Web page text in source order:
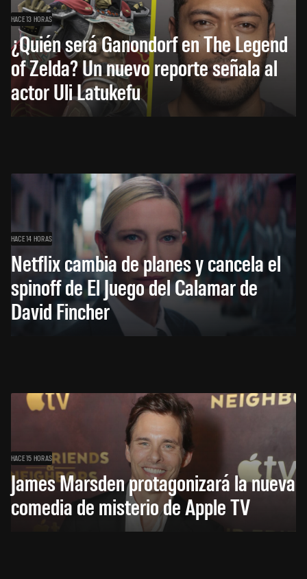
HACE 13 HORAS
¿Quién será Ganondorf en The Legend
of Zelda? Un nuevo reporte señala al
actor Uli Latukefu
HACE 14 HORAS
Netflix cambia de planes y cancela el
spinoff de El Juego del Calamar de
David Fincher
HACE 15 HORAS
James Marsden protagonizará la nueva
comedia de misterio de Apple TV